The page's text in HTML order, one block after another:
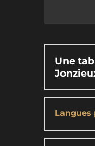
Une
Langues